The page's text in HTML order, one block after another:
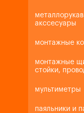
акссесуары
монтажные
монтажные
стойки,
мультиметры
паяльники и